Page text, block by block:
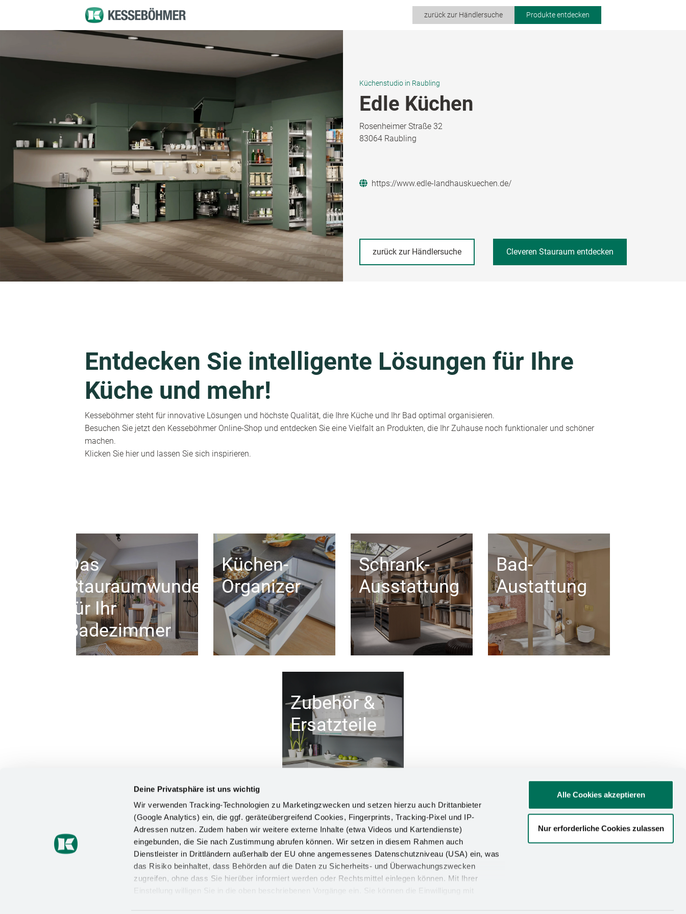
Deine Privatsphäre ist uns wichtig
Wir verwenden Tracking-Technologien zu Marketingzwecken und setzen hierzu auch Drittanbieter
(Google Analytics) ein, die ggf. geräteübergreifend Cookies, Fingerprints, Tracking-Pixel und IP-
Adressen nutzen. Zudem haben wir weitere externe Inhalte (etwa Videos und Kartendienste)
eingebunden, die Sie nach Zustimmung abrufen können. Wir setzen in diesem Rahmen auch
Dienstleister in Drittländern außerhalb der EU ohne angemessenes Datenschutzniveau (USA) ein, was
das Risiko beinhaltet, dass Behörden auf die Daten zu Sicherheits- und Überwachungszwecken
zugreifen, ohne dass Sie hierüber informiert werden oder Rechtsmittel einlegen können. Mit Ihrer
Einstellung willigen Sie in die oben beschriebenen Vorgänge ein. Sie können die Einwilligung mit
Alle Cookies akzeptieren
Nur erforderliche Cookies zulassen
zurück zur Händlersuche Produkte entdecken
Küchenstudio in Raubling
Edle Küchen
Rosenheimer Straße 32
83064 Raubling
https://www.edle-landhauskuechen.de/
zurück zur Händlersuche Cleveren Stauraum entdecken
Entdecken Sie intelligente Lösungen für Ihre
Küche und mehr!
Kesseböhmer steht für innovative Lösungen und höchste Qualität, die Ihre Küche und Ihr Bad optimal organisieren.
Besuchen Sie jetzt den Kesseböhmer Online-Shop und entdecken Sie eine Vielfalt an Produkten, die Ihr Zuhause noch funktionaler und schöner
machen.
Klicken Sie hier und lassen Sie sich inspirieren.
Das
Stauraumwunder
für Ihr
Badezimmer
Küchen-
Organizer
Schrank-
Ausstattung
Bad-
Austattung
Zubehör &
Ersatzteile
Kesseböhmer Holding KG
Mindener Straße 208
49152 Bad Essen
INFORMATIONEN
Impressum
Datenschutz